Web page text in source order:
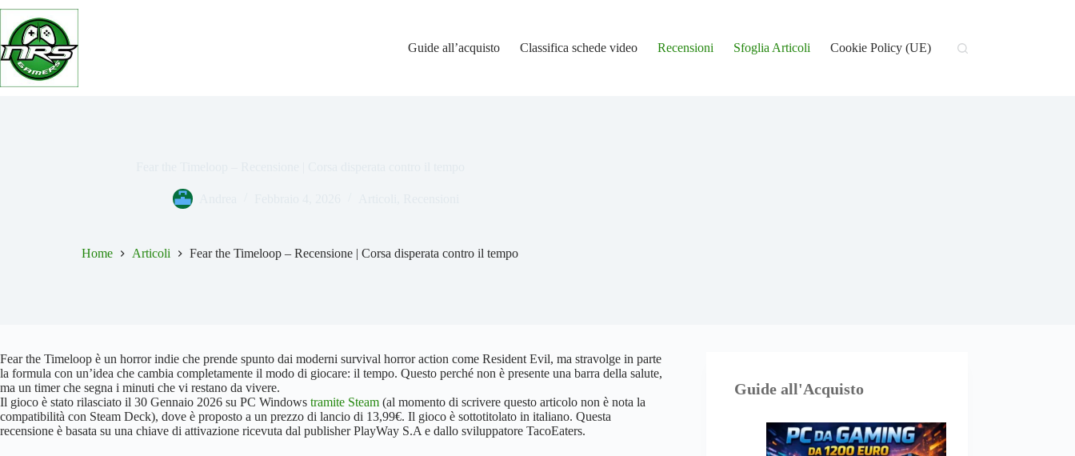
Salta
contenuto
Guide all’acquisto
Classifica schede video Recensioni Sfoglia Articoli Cookie Policy (UE)
Home Articoli Fear the Timeloop – Recensione | Corsa disperata contro il tempo
Fear the Timeloop è un horror indie che prende spunto dai moderni survival horror action come Resident Evil, ma stravolge in parte
la formula con un’idea che cambia completamente il modo di giocare: il tempo. Questo perché non è presente una barra della salute,
ma un timer che segna i minuti che vi restano da vivere.
Il gioco è stato rilasciato il 30 Gennaio 2026 su PC Windows tramite Steam (al momento di scrivere questo articolo non è nota la
compatibilità con Steam Deck), dove è proposto a un prezzo di lancio di 13,99€. Il gioco è sottotitolato in italiano. Questa
recensione è basata su una chiave di attivazione ricevuta dal publisher PlayWay S.A e dallo sviluppatore TacoEaters.
Guide all'Acquisto